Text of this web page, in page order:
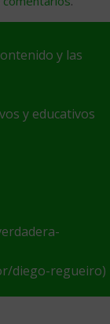
y las
y educativos
diego-regueiro)